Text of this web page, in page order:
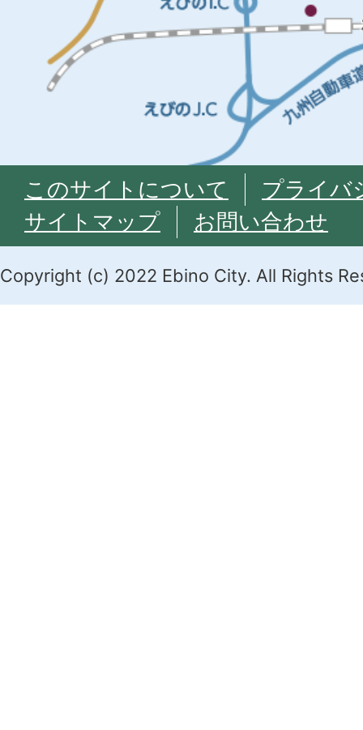
このサイトについて
プライバ
サイトマップ
お問い合わせ
Copyright (c) 2022 Ebino City. All Rights